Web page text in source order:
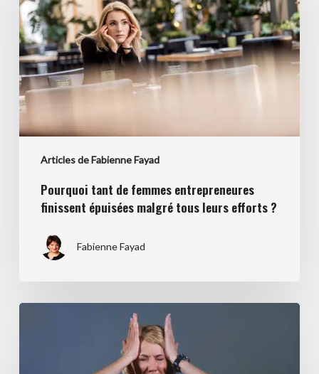
Articles de Fabienne Fayad
femmes
entrepreneures
finissent
épuisées
malgré
tous
leurs
Pourquoi tant de femmes entrepreneures
finissent épuisées malgré tous leurs efforts ?
Fabienne Fayad